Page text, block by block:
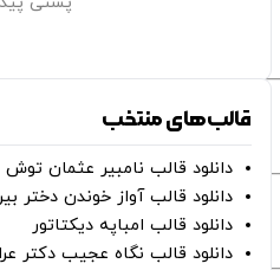
قالب‌های منتخب
دانلود قالب نامبیر عثمان ‌توش
دانلود قالب آواز خوندن دختر
دانلود قالب امباپه دیکتاتور
دانلود قالب نگاه عجیب دکتر